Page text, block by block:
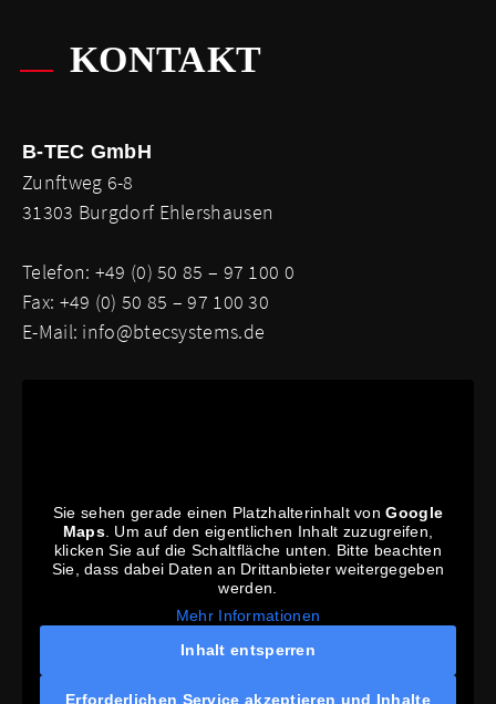
KONTAKT
B-TEC GmbH
Zunftweg 6-8
31303 Burgdorf Ehlershausen
Telefon: +49 (0) 50 85 – 97 100 0
Fax: +49 (0) 50 85 – 97 100 30
E-Mail: info@btecsystems.de
Sie sehen gerade einen Platzhalterinhalt vonGoogle
Maps. Um auf den eigentlichen Inhalt zuzugreifen,
klicken Sie auf die Schaltfläche unten. Bitte beachten
Sie, dass dabei Daten an Drittanbieter weitergegeben
werden.
Mehr Informationen
Inhalt entsperren
Erforderlichen Service akzeptieren und Inhalte